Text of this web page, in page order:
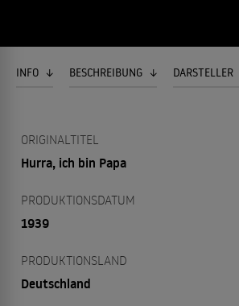
INFO BESCHREIBUNG DARSTELLER
ORIGINALTITEL
Hurra, ich bin Papa
PRODUKTIONSDATUM
1939
PRODUKTIONSLAND
Deutschland